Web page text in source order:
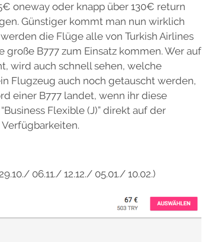
oneway oder knapp über 130€ return
Günstiger kommt man nun wirklich
die Flüge alle von Turkish Airlines
B777 zum Einsatz kommen. Wer auf
wird auch schnell sehen, welche
Flugzeug auch noch getauscht werden,
einer B777 landet, wenn ihr diese
Flexible (J)” direkt auf der
06.11./ 12.12./ 05.01./ 10.02.)